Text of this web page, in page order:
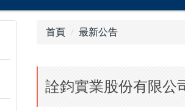
首頁 最新公告
詮鈞實業股份有限公